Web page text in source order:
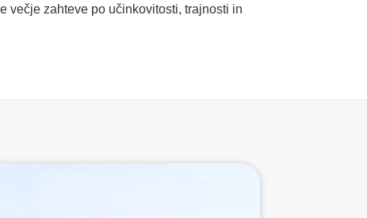
večje zahteve po učinkovitosti, trajnosti in